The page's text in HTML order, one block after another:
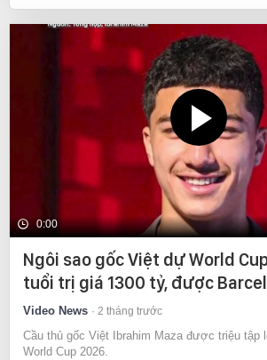
0:00
Ngôi sao gốc Việt dự World
tuổi trị giá 1300 tỷ, được
Video News 2 tháng trước
Cầu thủ gốc Việt Ibrahim Maza được triệu tập
World Cup 2026.